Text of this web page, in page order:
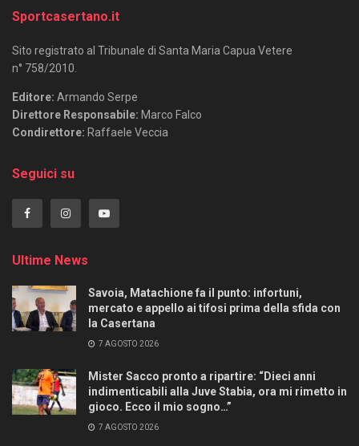
Sportcasertano.it
Sito registrato al Tribunale di Santa Maria Capua Vetere
n° 758/2010.
Editore: Armando Serpe
Direttore Responsabile: Marco Falco
Condirettore: Raffaele Veccia
Seguici su
Ultime News
Savoia, Matachione fa il punto: infortuni,
mercato e appello ai tifosi prima della sfida con
la Casertana
7 AGOSTO 2026
Mister Sacco pronto a ripartire: “Dieci anni
indimenticabili alla Juve Stabia, ora mi rimetto in
gioco. Ecco il mio sogno…”
7 AGOSTO 2026